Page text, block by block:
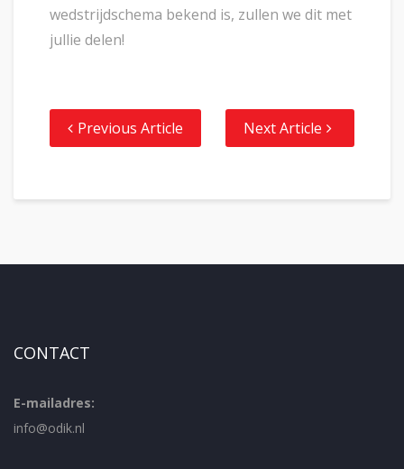
wedstrijdschema bekend is, zullen we dit met
jullie delen!
Previous Article Next Article
CONTACT
E-mailadres:
info@odik.nl